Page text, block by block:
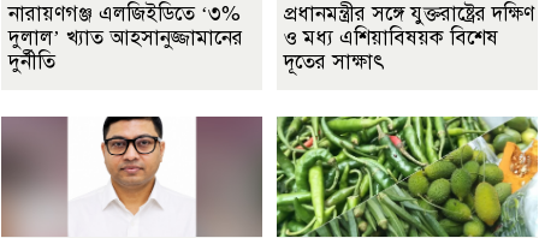
নারায়ণগঞ্জ এলজিইডিতে ‘৩%
দুলাল’ খ্যাত আহসানুজ্জামানের
দুর্নীতি
প্রধানমন্ত্রীর সঙ্গে যুক্তরাষ্ট্রের দক্ষিণ
ও মধ্য এশিয়াবিষয়ক বিশেষ
দূতের সাক্ষাৎ